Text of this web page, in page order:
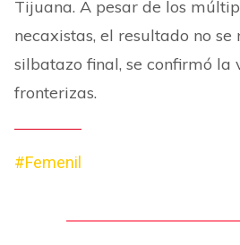
Tijuana. A pesar de los
necaxistas, el resultado no
silbatazo final, se confirmó la
fronterizas.
#Femenil